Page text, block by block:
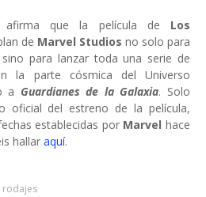
que la película de Los
de Marvel Studios no solo para
para lanzar toda una serie de
la parte cósmica del Universo
a Guardianes de la Galaxia. Solo
oficial del estreno de la película,
establecidas por Marvel hace
hallar aquí.
rodajes